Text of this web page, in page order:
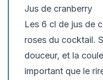
Jus de cranberry
Les 6 cl de jus de
roses du cocktail.
douceur, et la
important que le